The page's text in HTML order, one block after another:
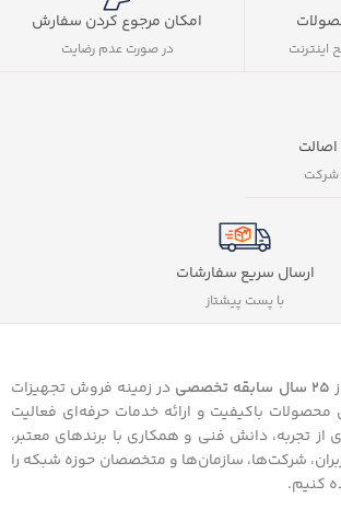
امکان مرجوع کردن سفارش
در صورت عدم رضایت
شرکت
ارسال سریع سفارشات
با پست پیشتاز
25 سال سابقه تخصصی
در زمینه فروش تجهیزات
باکیفیت و ارائه خدمات حرفه‌ای فعالیت
از تجربه، دانش فنی و همکاری با برندهای معتبر،
شرکت‌ها، سازمان‌ها و متخصصان حوزه شبکه را
کنیم.